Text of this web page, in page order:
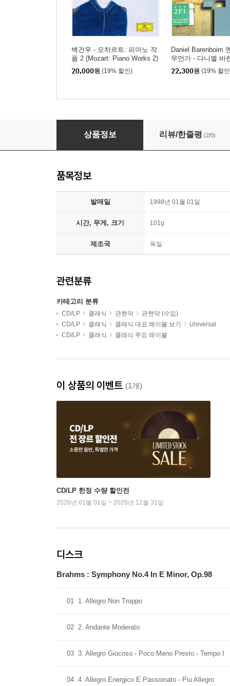
백건우 - 모차르트: 피아노 작
품 2 (Mozart: Piano Works 2)
20,000원 (19% 할인)
Daniel Barenboim
무언가 - 다니엘 바
endelssohn: Songs
Words)
22,300원 (19% 할
Carlos Kleiber 브람스: 교향곡 4번 - 카를로
상품정보 리뷰/한줄평 (2/0)
품목정보
발매일 1998년 01월 01일
시간, 무게, 크기 101g
제조국 독일
관련분류
카테고리 분류
CD/LP 클래식 관현악
관현악 (수입)
CD/LP
클래식 클래식 대표 레이블 보기
Universal
CD/LP
클래식 클래식 주요 레이블
이 상품의 이벤트 (1개)
CD/LP 한정 수량 할인전
2026년 01월 01일 ~ 2026년 12월 31일
디스크
Brahms : Symphony No.4 In E Minor, Op.98
01 1. Allegro Non Troppo
02 2. Andante Moderato
03 3. Allegro Giocoso - Poco Meno Presto - Tempo I
04 4. Allegro Energico E Passionato - Piu Allegro